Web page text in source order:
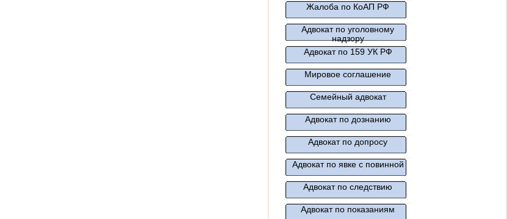
Жалоба по КоАП РФ
Адвокат по уголовному
надзору
Адвокат по 159 УК РФ
Мировое соглашение
Семейный адвокат
Адвокат по дознанию
Адвокат по допросу
Адвокат по явке с повинной
Адвокат по следствию
Адвокат по показаниям